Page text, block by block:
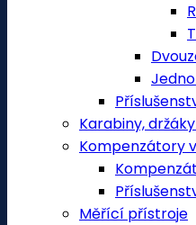
Karabiny,
Kompenzátory
Měřící přístroje